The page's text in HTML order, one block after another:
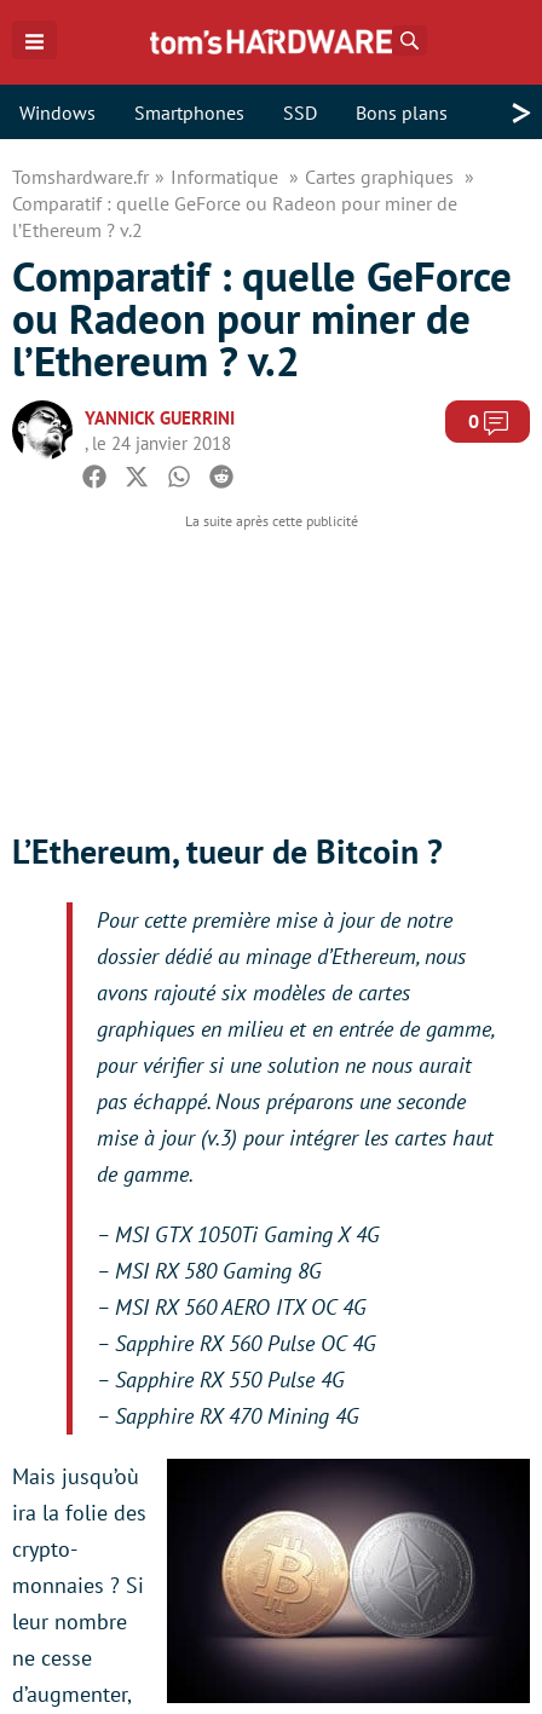
Windows Smartphones SSD Bons plans >
Tomshardware.fr Informatique
Cartes graphiques
Comparatif : quelle GeForce ou Radeon pour miner de
l’Ethereum ? v.2
Comparatif : quelle GeForce
ou Radeon pour miner de
l’Ethereum ? v.2
YANNICK GUERRINI
, le 24 janvier 2018
0
Facebook
TwitterWhatsapp
Reddit
L’Ethereum, tueur de Bitcoin ?
Pour cette première mise à jour de notre
dossier dédié au minage d’Ethereum, nous
avons rajouté six modèles de cartes
graphiques en milieu et en entrée de gamme,
pour vérifier si une solution ne nous aurait
pas échappé. Nous préparons une seconde
mise à jour (v.3) pour intégrer les cartes haut
de gamme.
– MSI GTX 1050Ti Gaming X 4G
– MSI RX 580 Gaming 8G
– MSI RX 560 AERO ITX OC 4G
– Sapphire RX 560 Pulse OC 4G
– Sapphire RX 550 Pulse 4G
– Sapphire RX 470 Mining 4G
Mais jusqu’où
ira la folie des
crypto-
monnaies ? Si
leur nombre
ne cesse
d’augmenter,